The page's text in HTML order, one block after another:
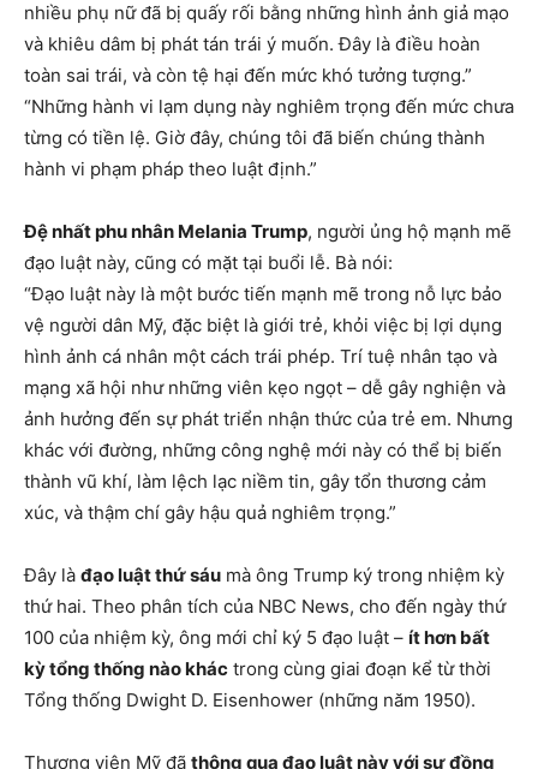
nhiều phụ nữ đã bị quấy rối bằng những hình ảnh giả mạo
và khiêu dâm bị phát tán trái ý muốn. Đây là điều hoàn
toàn sai trái, và còn tệ hại đến mức khó tưởng tượng.”
“Những hành vi lạm dụng này nghiêm trọng đến mức chưa
từng có tiền lệ. Giờ đây, chúng tôi đã biến chúng thành
hành vi phạm pháp theo luật định.”
Đệ nhất phu nhân Melania Trump, người ủng hộ mạnh mẽ
đạo luật này, cũng có mặt tại buổi lễ. Bà nói:
“Đạo luật này là một bước tiến mạnh mẽ trong nỗ lực bảo
vệ người dân Mỹ, đặc biệt là giới trẻ, khỏi việc bị lợi dụng
hình ảnh cá nhân một cách trái phép. Trí tuệ nhân tạo và
mạng xã hội như những viên kẹo ngọt – dễ gây nghiện và
ảnh hưởng đến sự phát triển nhận thức của trẻ em. Nhưng
khác với đường, những công nghệ mới này có thể bị biến
thành vũ khí, làm lệch lạc niềm tin, gây tổn thương cảm
xúc, và thậm chí gây hậu quả nghiêm trọng.”
Đây là đạo luật thứ sáu mà ông Trump ký trong nhiệm kỳ
thứ hai. Theo phân tích của NBC News, cho đến ngày thứ
100 của nhiệm kỳ, ông mới chỉ ký 5 đạo luật – ít hơn bất
kỳ tổng thống nào khác trong cùng giai đoạn kể từ thời
Tổng thống Dwight D. Eisenhower (những năm 1950).
Thượng viện Mỹ đã thông qua đạo luật này với sự đồng